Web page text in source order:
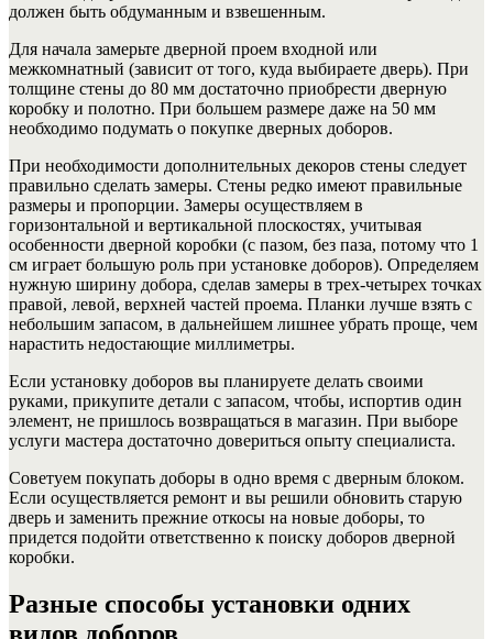
должен быть обдуманным и взвешенным.
Для начала замерьте дверной проем входной или
межкомнатный (зависит от того, куда выбираете дверь). При
толщине стены до 80 мм достаточно приобрести дверную
коробку и полотно. При большем размере даже на 50 мм
необходимо подумать о покупке дверных доборов.
При необходимости дополнительных декоров стены следует
правильно сделать замеры. Стены редко имеют правильные
размеры и пропорции. Замеры осуществляем в
горизонтальной и вертикальной плоскостях, учитывая
особенности дверной коробки (с пазом, без паза, потому что 1
см играет большую роль при установке доборов). Определяем
нужную ширину добора, сделав замеры в трех-четырех точках
правой, левой, верхней частей проема. Планки лучше взять с
небольшим запасом, в дальнейшем лишнее убрать проще, чем
нарастить недостающие миллиметры.
Если установку доборов вы планируете делать своими
руками, прикупите детали с запасом, чтобы, испортив один
элемент, не пришлось возвращаться в магазин. При выборе
услуги мастера достаточно довериться опыту специалиста.
Советуем покупать доборы в одно время с дверным блоком.
Если осуществляется ремонт и вы решили обновить старую
дверь и заменить прежние откосы на новые доборы, то
придется подойти ответственно к поиску доборов дверной
коробки.
Разные способы установки одних